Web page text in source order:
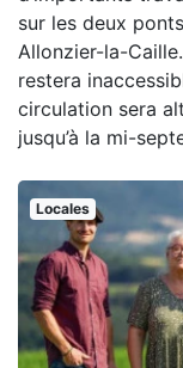
sur les deux
Allonzier-la-
restera
circulation sera
jusqu’à la mi-
Locales